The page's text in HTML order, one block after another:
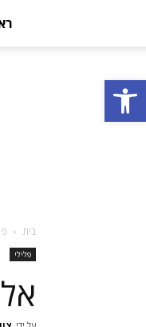
פתח סרגל נגישות
בית
פלילי